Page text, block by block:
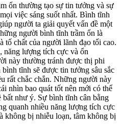
ổn thường tạo sự tin tưởng và sự
việc sáng suốt nhất. Bình tĩnh
người ta giải quyết vấn đề một
người bình tĩnh trầm ổn là
chất của người lãnh đạo tối cao.
năng lượng tích cực và ổn
này thường tránh được thị phi
tĩnh sẽ được tin tưởng sâu sắc
rất chắc chắn. Những người này
nhìn bao quát tốt nên mới có thể
như ý. Sự bình tĩnh cân bằng
quanh nhiều năng lượng tích cực
không bị nhiễu loạn, tâm không bị